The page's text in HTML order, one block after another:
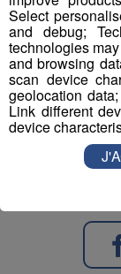
Programme du
d'Isère:
Samedi :
heures,
9h30,
Select
and debug;
technologies
and browsing
scan device
geolocation
Link different
device